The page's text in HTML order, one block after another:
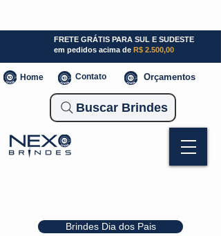
Brindes Dia dos Pais
FRETE GRÁTIS PARA SUL E SUDESTE
em pedidos acima de R$ 2.500,00
Home Contato Orçamentos
Buscar Brindes